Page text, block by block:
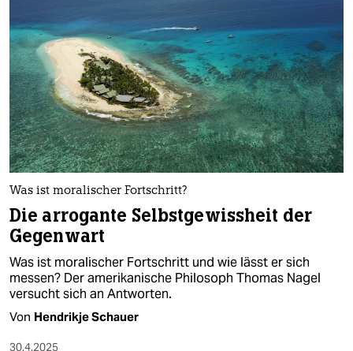
Was ist moralischer Fortschritt?
Die arrogante Selbstgewissheit der
Gegenwart
Was ist moralischer Fortschritt und wie lässt er sich
messen? Der amerikanische Philosoph Thomas Nagel
versucht sich an Antworten.
Von Hendrikje Schauer
30.4.2025